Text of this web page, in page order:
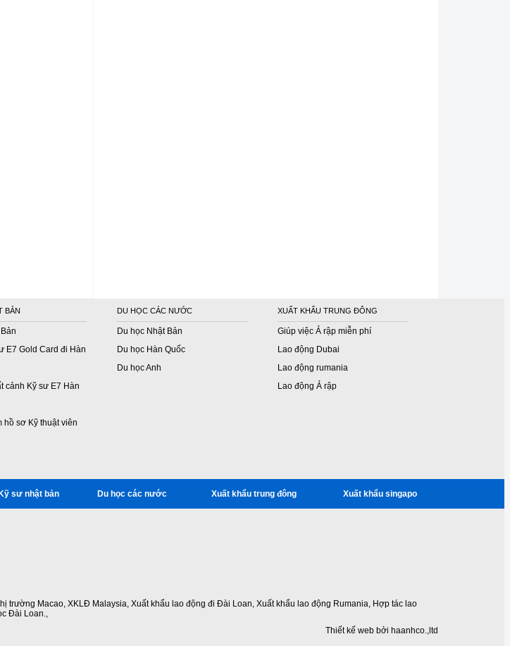
BẢN
E7 Gold Card đi Hàn
cảnh Kỹ sư E7 Hàn
hồ sơ Kỹ thuật viên
DU HỌC CÁC NƯỚC
Du học Nhật Bản
Du học Hàn Quốc
Du học Anh
XUẤT KHẨU TRUNG ĐÔNG
Giúp việc Ả rập miễn phí
Lao động Dubai
Lao động rumania
Lao động Ả rập
Kỹ sư nhật bản Du học các nước Xuất khẩu trung đông Xuất khẩu singapo
trường Macao, XKLĐ Malaysia, Xuất khẩu lao động đi Đài Loan, Xuất khẩu lao động Rumania, Hợp tác lao
Đài Loan.,
Thiết kế web bởi haanhco.,ltd